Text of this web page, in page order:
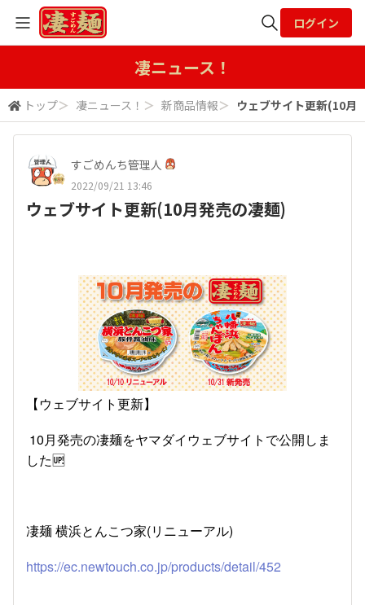
検索
ログイン
凄ニュース！
トップ＞ 凄ニュース！ ＞ 新商品情報＞ ウェブサイト更新(10月
すごめんち管理人
2022/09/21 13:46
ウェブサイト更新(10月発売の凄麺)
【ウェブサイト更新】
10月発売の凄麺をヤマダイウェブサイトで公開しま
した🆙
凄麺 横浜とんこつ家(リニューアル)
https://ec.newtouch.co.jp/products/detail/452